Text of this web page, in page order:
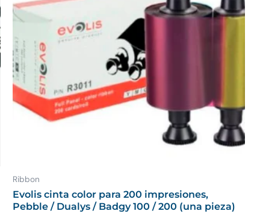
Ribbon
Evolis cinta color para 200 impresiones,
Pebble / Dualys / Badgy 100 / 200 (una pieza)